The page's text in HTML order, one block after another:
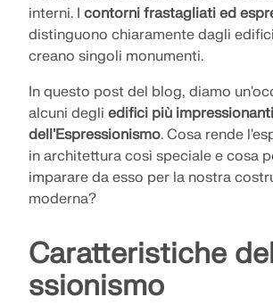
Software CFD per la galleria del
API Dlubal
l'automazione
interni. I contorni frastagliati ed
distinguono chiaramente dagli
creano singoli monumenti.
In questo post del blog, diamo
alcuni degli edifici più impressionanti
dell'Espressionismo. Cosa rende
in architettura così speciale e cosa
imparare da esso per la nostra
moderna?
Caratteristiche
ssionismo